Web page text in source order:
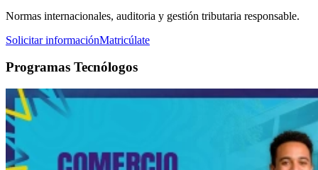
Normas internacionales, auditoria y gestión tributaria responsable.
Solicitar informaciónMatricúlate
Programas Tecnólogos